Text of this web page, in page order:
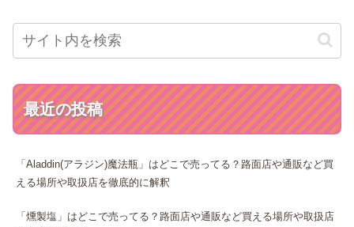
最近の投稿
「Aladdin(アラジン)魔法瓶」はどこで売ってる？路面店や通販など買
える場所や取扱店を徹底的に解釈
「燻製塩」はどこで売ってる？路面店や通販など買える場所や取扱店